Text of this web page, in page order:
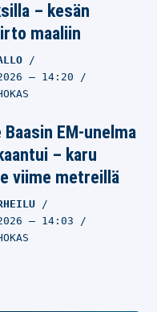
– kesän
maaliin
– 14:20
EM-unelma
– karu
viime metreillä
– 14:03